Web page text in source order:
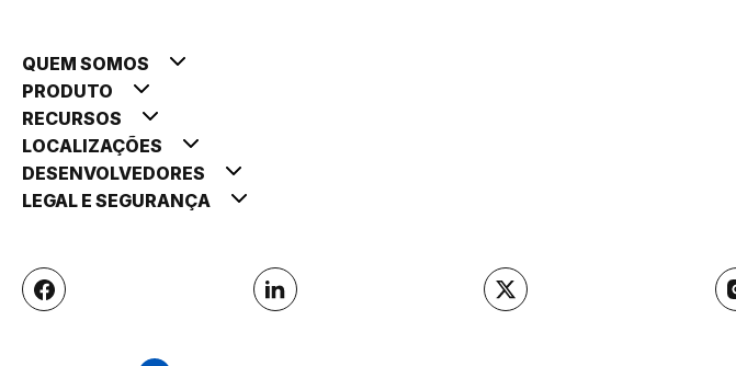
QUEM SOMOS
PRODUTO
RECURSOS
LOCALIZAÇÕES
DESENVOLVEDORES
LEGAL E SEGURANÇA